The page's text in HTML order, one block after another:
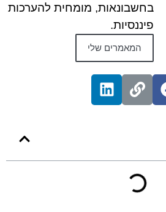
בחשבונאות, מומחית להערכות
פיננסיות.
המאמרים שלי